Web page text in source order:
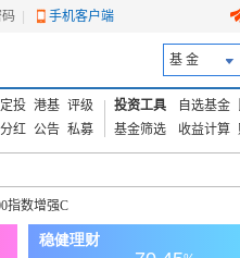
手机客户端
基 金
定投 港基 评级
分红 公告 私募
投资工具 自选基金
基金筛选
收益计算
指数增强C